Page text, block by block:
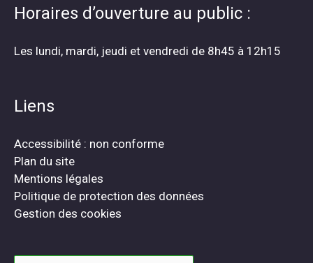
Horaires d’ouverture au public :
Les lundi, mardi, jeudi et vendredi de 8h45 à 12h15
Liens
Accessibilité : non conforme
Plan du site
Mentions légales
Politique de protection des données
Gestion des cookies